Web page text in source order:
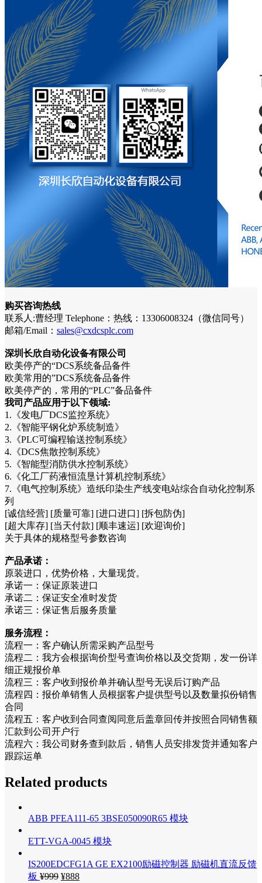
购买咨询热线
联系人:曹经理 Telephone：热线：13306008324（微信同号）
邮箱/Email： sales@cxdcsplc.com
深圳长欣自动化设备有限公司
欧美停产的“DCS系统备品备件
欧美常用的”DCS系统备品备件
欧美停产的，常用的“PLC”备品备件
我司产品应用于以下领域:
1.《发电厂DCS监控系统》
2.《智能平钢化炉系统制造》
3.《PLC可编程输送控制系统》
4.《DCS焦散控制系统》
5.《智能型消防供水控制系统》
6.《化工厂药液恒流垦计算机控制系统》
7.《电气控制系统》造纸印染生产线变电站综合自动化控制系
列
[诚信经营] [质量可靠] [进口进口] [拆包防伪]
[超大库存] [当天付款] [顺丰速运] [欢迎询价]
关于具体的规格型号参数咨询
产品承诺：
原装进口，优势价格，大量现货。
承诺一：保证原装进口
承诺二：保证安全准时发货
承诺三：保证售后服务质量
服务流程：
流程一：客户确认所需采购产品型号
流程二：我方会根据询价型号查询价格以及交货期，发一份详
细正规报价单
流程三：客户收到报价单并确认型号无误后订购产品
流程四：报价单销售人员根据客户提供型号以及数量拟份销售
合同
流程五：客户收到合同查阅同意后盖章回传并按照合同销售额
汇款到公司开户行
流程六：我公司财务查到款后，销售人员安排发货并通知客户
跟踪运单
Related products
ABB PFEA111-65 3BSE050090R65 模块
ETT-VGA-0045 模块
IS200EDCFG1A GE EX2100励磁控制器 励磁机直流反馈
板 ¥999 ¥888